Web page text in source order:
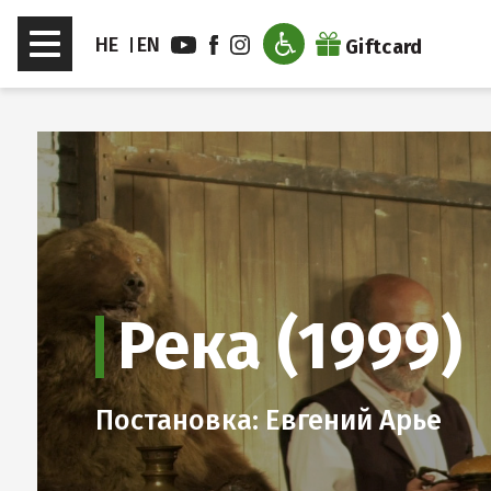
דלג לסרגל הניווט
דלג לתוכן
Toggle
navigation
HE EN Giftcard
Река (1999)
Постановка: Евгений Арье